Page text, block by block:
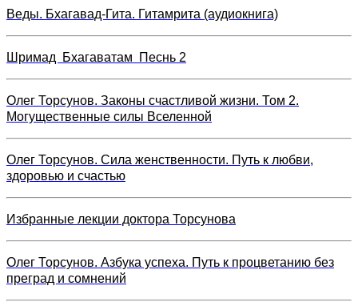
Веды. Бхагавад-Гита. Гитамрита (аудиокнига)
Шримад Бхагаватам Песнь 2
Олег Торсунов. Законы счастливой жизни. Том 2.
Могущественные силы Вселенной
Олег Торсунов. Сила женственности. Путь к любви,
здоровью и счастью
Избранные лекции доктора Торсунова
Олег Торсунов. Азбука успеха. Путь к процветанию без
преград и сомнений